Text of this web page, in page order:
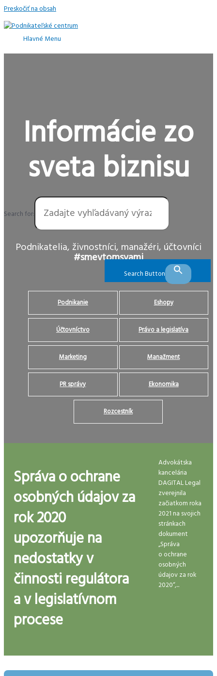
Preskočiť na obsah
Hlavné Menu
Informácie zo
sveta biznisu
Search for:
Search Button
Podnikatelia, živnostníci, manažéri, účtovníci
#smevtomsvami
Podnikanie Eshopy
Účtovníctvo Právo a legislatíva
Marketing Manažment
PR správy Ekonomika
Rozcestník
Správa o ochrane
osobných údajov za
rok 2020
upozorňuje na
nedostatky v
činnosti regulátora
a v legislatívnom
procese
Advokátska
kancelária
DAGITAL Legal
zverejnila
začiatkom roka
2021 na svojich
stránkach
dokument
„Správa
o ochrane
osobných
údajov za rok
2020“,...